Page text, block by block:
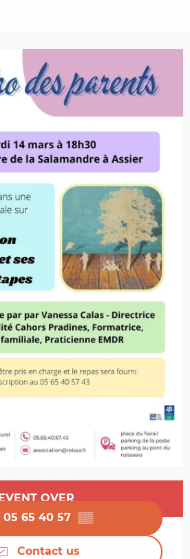
contact details
OVER
05 65 40 57 ▒▒
Contact us